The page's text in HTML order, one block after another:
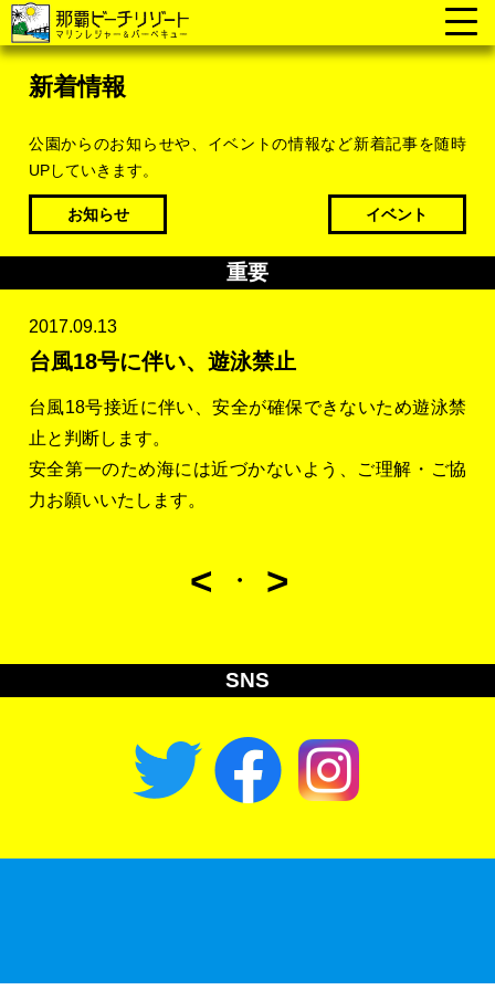
新着情報
公園からのお知らせや、イベントの情報など新着記事を随時
UPしていきます。
お知らせ イベント
重要
2017.09.13
台風18号に伴い、遊泳禁止
台風18号接近に伴い、安全が確保できないため遊泳禁
止と判断します。
安全第一のため海には近づかないよう、ご理解・ご協
力お願いいたします。
< ・ >
SNS